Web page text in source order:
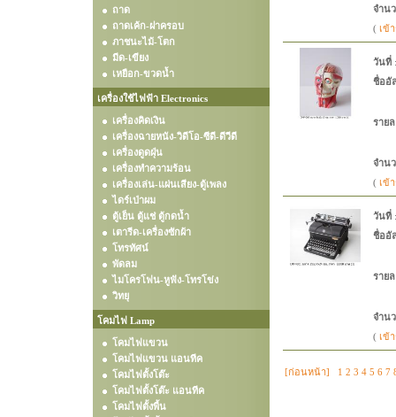
ถาด
ถาดเค้ก-ฝาครอบ
ภาชนะไม้-โตก
มีด-เขียง
เหยือก-ขวดน้ำ
เครื่องใช้ไฟฟ้า Electronics
เครื่องคิดเงิน
เครื่องฉายหนัง-วิดีโอ-ซีดี-ดีวีดี
เครื่องดูดฝุ่น
เครื่องทำความร้อน
เครื่องเล่น-แผ่นเสียง-ตู้เพลง
ไดร์เป่าผม
ตู้เย็น ตู้แช่ ตู้กดน้ำ
เตารีด-เครื่องซักผ้า
โทรทัศน์
พัดลม
ไมโครโฟน-หูฟัง-โทรโข่ง
วิทยุ
โคมไฟ Lamp
โคมไฟแขวน
โคมไฟแขวน แอนทีค
โคมไฟตั้งโต๊ะ
โคมไฟตั้งโต๊ะ แอนทีค
โคมไฟตั้งพื้น
จำน
( เข้
วันที่
ชื่ออั
ราย
จำน
( เข้
วันที่
ชื่ออั
ราย
จำน
( เข้
[ก่อนหน้า] 1 2 3 4 5 6 7